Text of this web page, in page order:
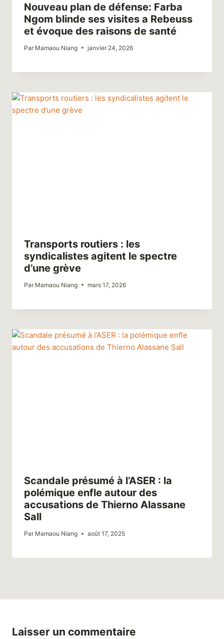
Nouveau plan de défense: Farba
Ngom blinde ses visites a Rebeuss
et évoque des raisons de santé
Par Mamaou Niang janvier 24, 2026
Transports routiers : les
syndicalistes agitent le spectre
d’une grève
Par Mamaou Niang mars 17, 2026
Scandale présumé à l’ASER : la
polémique enfle autour des
accusations de Thierno Alassane
Sall
Par Mamaou Niang août 17, 2025
Laisser un commentaire